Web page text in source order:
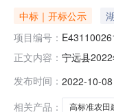
中标｜开标公示
项目编号：
正文内容： 宁远县
格及以上标
发布时间： 2022-10-08
相关产品：
高标准农田